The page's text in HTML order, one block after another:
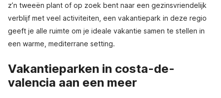
z’n tweeën plant of op zoek bent naar een gezinsvriendelijk
verblijf met veel activiteiten, een vakantiepark in deze regio
geeft je alle ruimte om je ideale vakantie samen te stellen in
een warme, mediterrane setting.
Vakantieparken in costa-de-
valencia aan een meer